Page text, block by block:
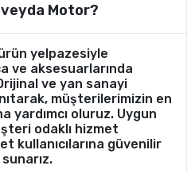
Motor?
yelpazesiyle
ve aksesuarlarında
ve yan sanayi
müşterilerimizin en
yardımcı oluruz. Uygun
odaklı hizmet
kullanıcılarına güvenilir